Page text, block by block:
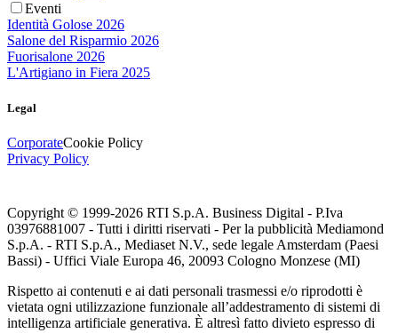
Eventi
Identità Golose 2026
Salone del Risparmio 2026
Fuorisalone 2026
L'Artigiano in Fiera 2025
Legal
CorporateCookie Policy
Privacy Policy
Copyright © 1999-2026 RTI S.p.A. Business Digital - P.Iva
03976881007 - Tutti i diritti riservati - Per la pubblicità Mediamond
S.p.A. - RTI S.p.A., Mediaset N.V., sede legale Amsterdam (Paesi
Bassi) - Uffici Viale Europa 46, 20093 Cologno Monzese (MI)
Rispetto ai contenuti e ai dati personali trasmessi e/o riprodotti è
vietata ogni utilizzazione funzionale all’addestramento di sistemi di
intelligenza artificiale generativa. È altresì fatto divieto espresso di